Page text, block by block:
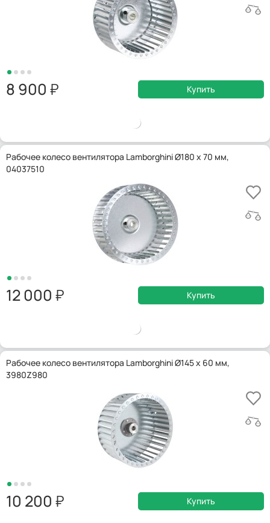
8 900 Купить
Рабочее колесо вентилятора Lamborghini Ø180 x 70 мм,
04037510
12 000 Купить
Рабочее колесо вентилятора Lamborghini Ø145 x 60 мм,
3980Z980
10 200 Купить